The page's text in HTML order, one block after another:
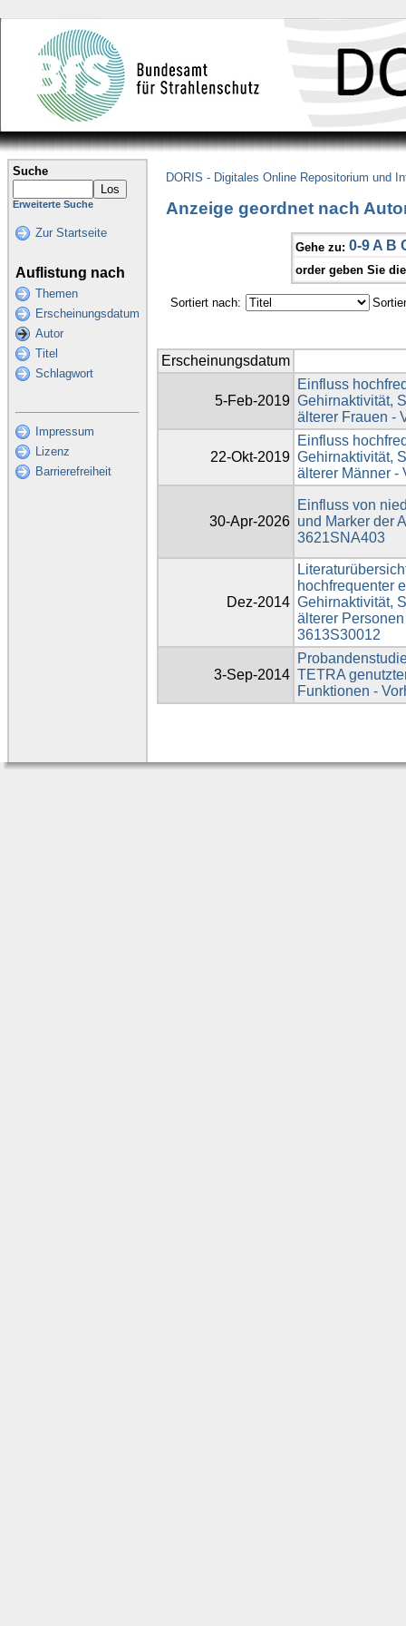
Suche
Erweiterte Suche
Zur Startseite
Auflistung nach
Themen
Erscheinungsdatum
Autor
Titel
Schlagwort
Impressum
Lizenz
Barrierefreiheit
DORIS - Digitales Online Repositorium und
Anzeige geordnet nach
Gehe zu: 0-9 A B
order geben Sie
Sortiert nach:
Erscheinungsdatum
5-Feb-2019
Einfluss
Gehirnaktivität,
älterer Frauen -
22-Okt-2019
Einfluss
Gehirnaktivität,
älterer Männer -
30-Apr-2026
Einfluss von
und Marker der
3621SNA403
Dez-2014
hochfrequenter
Gehirnaktivität,
älterer
3613S30012
3-Sep-2014 TETRA
Funktionen -